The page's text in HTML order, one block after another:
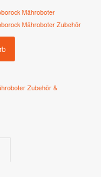
Mähroboter
Mähroboter Zubehör
Zubehör &